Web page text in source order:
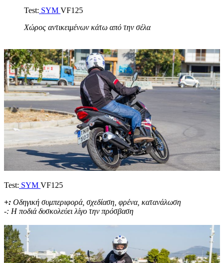
Test: SYM VF125
Χώρος αντικειμένων κάτω από την σέλα
Test: SYM VF125
+: Οδηγική συμπεριφορά, σχεδίαση, φρένα, κατανάλωση
-: Η ποδιά δυσκολεύει λίγο την πρόσβαση